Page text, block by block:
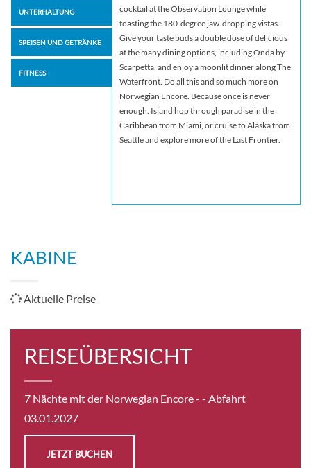
UNTERHALTUNG
SPEISEN UND GETRÄNKE
FITNESS
cocktail at the Observation Lounge while
toasting the 180-degree jaw-dropping vistas.
Give your taste buds a double dose of delicious
at the many dining options, including Onda by
Scarpetta, and enjoy a moonlit dinner along The
Waterfront. Do all this and so much more on
Norwegian Encore. Because once is never
enough. Island hop through paradise in the
Caribbean from Miami, or cruise to Alaska from
Seattle and explore more of the Last Frontier.
KABINE
Aktuelle Preise
REISEÜBERSICHT
7 Nächte mit der Norwegian Encore - - Abfahrt
03.01.2027
JETZT BUCHEN